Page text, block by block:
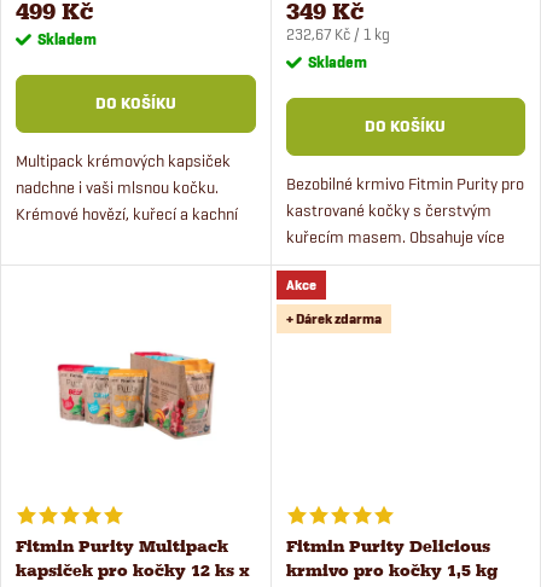
r
o
d
u
k
r
o
d
u
100 g
499 Kč
Skladem
DO KOŠÍKU
Multipack krémových kapsiček
nadchne i vaši mlsnou kočku.
Krémové hovězí, kuřecí a kachní
každodenního krmení.
349 Kč
Měrná
cena:
232,67 Kč / 1 kg
Skladem
DO KOŠÍKU
Bezobilné krmivo Fitmin Purity pro
kastrované kočky s čerstvým
kuřecím masem. Obsahuje více
jak 50 % masa a zdraví prospěšné
bylinky.
Fitmin Purity Multipack
kapsiček pro kočky 12 ks x
Akce
+ Dárek zdarma
Fitmin Purity Delicious
krmivo pro kočky 1,5 kg